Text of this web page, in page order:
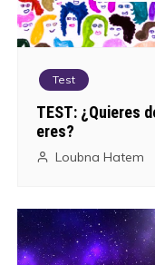
Test
TEST: ¿Quieres
eres?
Loubna Hatem